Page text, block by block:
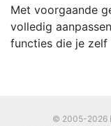
Met voorgaande
volledig
functies die je zelf
© 2005-2026